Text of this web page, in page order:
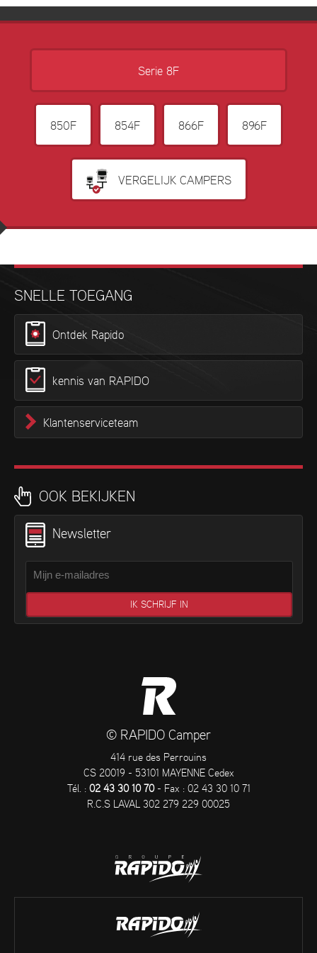
Serie 8F
850F 854F 866F 896F
VERGELIJK CAMPERS
SNELLE TOEGANG
Ontdek Rapido
kennis van RAPIDO
Klantenserviceteam
OOK BEKIJKEN
Newsletter
© RAPIDO Camper
414 rue des Perrouins
CS 20019 - 53101 MAYENNE Cedex
Tél. : 02 43 30 10 70- Fax : 02 43 30 10 71
R.C.S LAVAL 302 279 229 00025